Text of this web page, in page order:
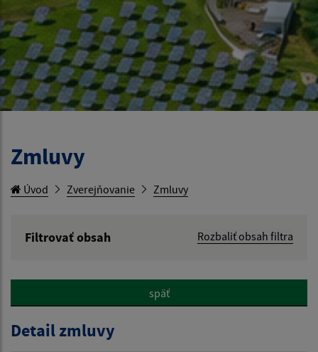
Zmluvy
Úvod Zverejňovanie Zmluvy
Filtrovať obsah
Rozbaliť obsah filtra
Hľadať v:
späť
Detail zmluvy